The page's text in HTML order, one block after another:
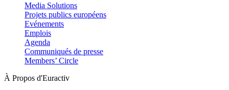
Media Solutions
Projets publics européens
Evénements
Emplois
Agenda
Communiqués de presse
Members’ Circle
À Propos d'Euractiv